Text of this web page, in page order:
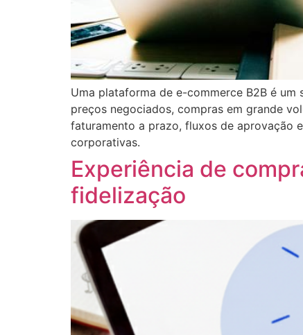
Uma plataforma de e-commerce B2B é
preços negociados, compras em grande
faturamento a prazo, fluxos de aprovação
corporativas.
Experiência de
fidelização